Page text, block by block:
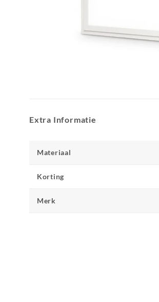
Extra Informatie
Materiaal
Korting
Merk